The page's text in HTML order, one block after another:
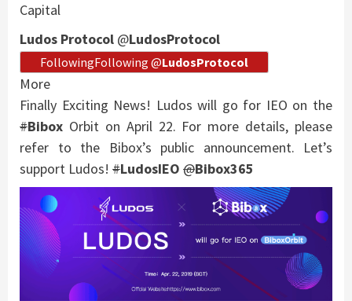
Capital
Ludos Protocol @LudosProtocol
FollowingFollowing @LudosProtocol
More
Finally Exciting News! Ludos will go for IEO on the
#Bibox Orbit on April 22. For more details, please
refer to the Bibox’s public announcement. Let’s
support Ludos! #LudosIEO @Bibox365